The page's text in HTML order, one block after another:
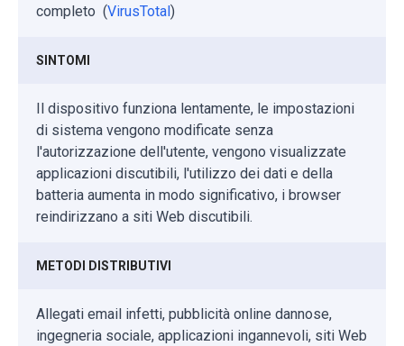
completo (VirusTotal)
SINTOMI
Il dispositivo funziona lentamente, le impostazioni
di sistema vengono modificate senza
l'autorizzazione dell'utente, vengono visualizzate
applicazioni discutibili, l'utilizzo dei dati e della
batteria aumenta in modo significativo, i browser
reindirizzano a siti Web discutibili.
METODI DISTRIBUTIVI
Allegati email infetti, pubblicità online dannose,
ingegneria sociale, applicazioni ingannevoli, siti Web